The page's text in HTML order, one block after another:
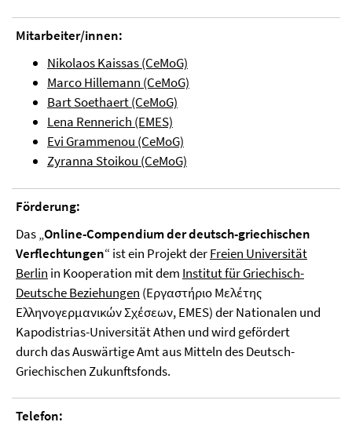
Mitarbeiter/innen:
Nikolaos Kaissas (CeMoG)
Marco Hillemann (CeMoG)
Bart Soethaert (CeMoG)
Lena Rennerich (EMES)
Evi Grammenou (CeMoG)
Zyranna Stoikou (CeMoG)
Förderung:
Das „Online-Compendium der deutsch-griechischen
Verflechtungen“ ist ein Projekt derFreien Universität
Berlin in Kooperation mit dem Institut für Griechisch-
Deutsche Beziehungen (Εργαστήριο Μελέτης
Ελληνογερμανικών Σχέσεων, EMES) der Nationalen und
Kapodistrias-Universität Athen und wird gefördert
durch das Auswärtige Amt aus Mitteln des Deutsch-
Griechischen Zukunftsfonds.
Telefon: